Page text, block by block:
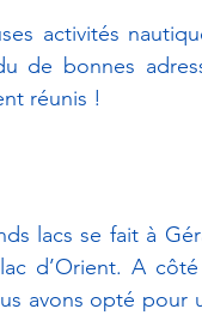
activités
de bonnes
réunis !
lacs se fait à
d’Orient. A
avons opté pour